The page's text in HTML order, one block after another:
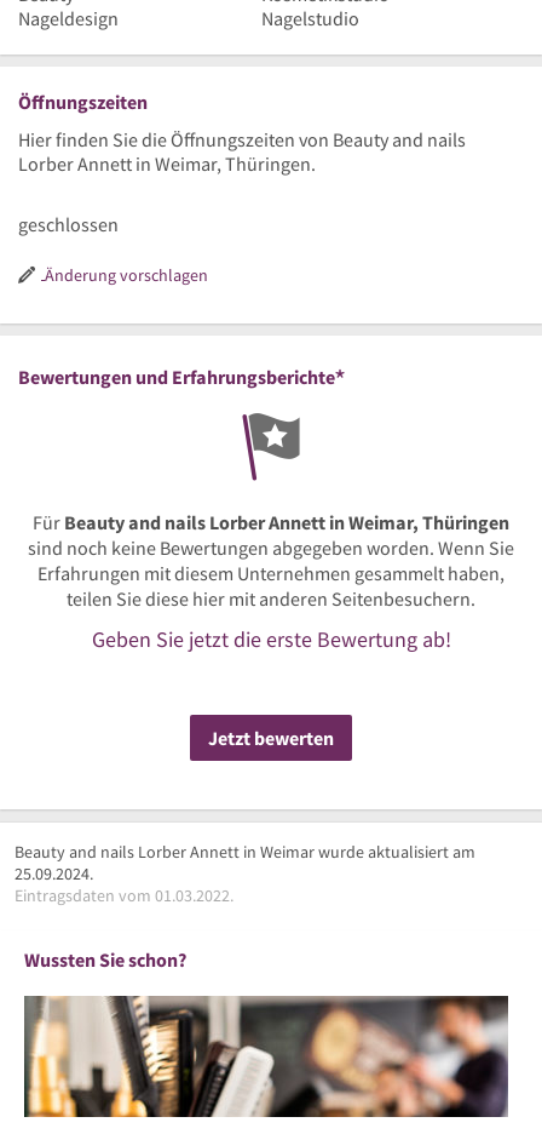
Nageldesign
Nagelstudio
Öffnungszeiten
Hier finden Sie die Öffnungszeiten von Beauty and nails
Lorber Annett in Weimar, Thüringen.
geschlossen
Änderung vorschlagen
Bewertungen und Erfahrungsberichte*
Für Beauty and nails Lorber Annett in Weimar, Thüringen
sind noch keine Bewertungen abgegeben worden. Wenn Sie
Erfahrungen mit diesem Unternehmen gesammelt haben,
teilen Sie diese hier mit anderen Seitenbesuchern.
Geben Sie jetzt die erste Bewertung ab!
Jetzt bewerten
Beauty and nails Lorber Annett in Weimar wurde aktualisiert am
25.09.2024.
Eintragsdaten vom 01.03.2022.
Wussten Sie schon?